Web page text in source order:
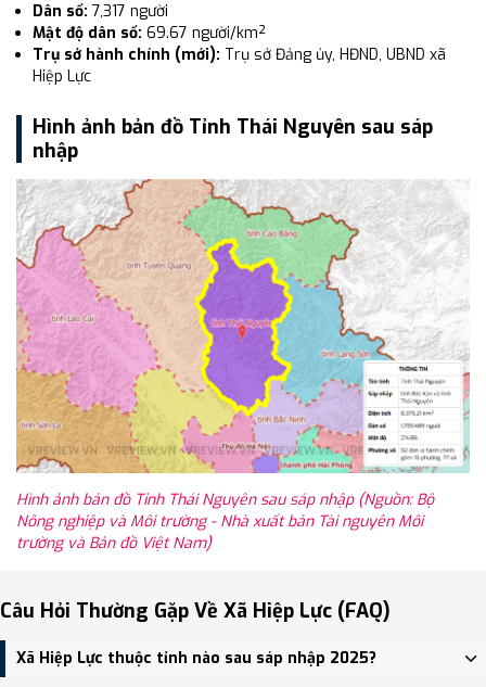
Dân số: 7,317 người
Mật độ dân số: 69.67 người/km²
Trụ sở hành chính (mới): Trụ sở Đảng ủy, HĐND, UBND xã
Hiệp Lực
Hình ảnh bản đồ Tỉnh Thái Nguyên sau sáp
nhập
Hình ảnh bản đồ Tỉnh Thái Nguyên sau sáp nhập (Nguồn: Bộ
Nông nghiệp và Môi trường - Nhà xuất bản Tài nguyên Môi
trường và Bản đồ Việt Nam)
Câu Hỏi Thường Gặp Về Xã Hiệp Lực (FAQ)
Xã Hiệp Lực thuộc tỉnh nào sau sáp nhập 2025?